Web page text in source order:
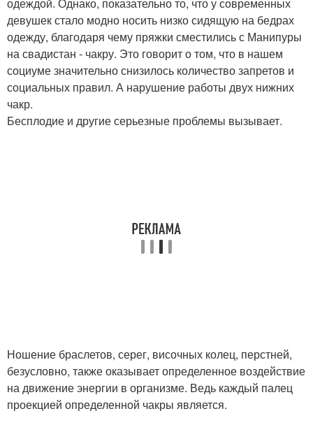
девушек стало модно носить низко сидящую на бедрах
одежду, благодаря чему пряжки сместились с Манипуры
на свадистан - чакру. Это говорит о том, что в нашем
социуме значительно снизилось количество запретов и
социальных правил. А нарушение работы двух нижних
чакр.
Бесплодие и другие серьезные проблемы вызывает.
Ношение браслетов, серег, височных колец, перстней,
безусловно, также оказывает определенное воздействие
на движение энергии в организме. Ведь каждый палец
проекцией определенной чакры является.